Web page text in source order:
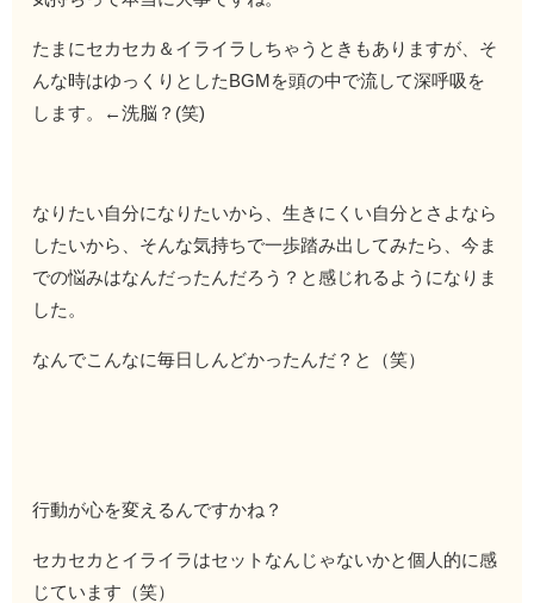
たまにセカセカ＆イライラしちゃうときもありますが、そ
んな時はゆっくりとしたBGMを頭の中で流して深呼吸を
します。←洗脳？(笑)
なりたい自分になりたいから、生きにくい自分とさよなら
したいから、そんな気持ちで一歩踏み出してみたら、今ま
での悩みはなんだったんだろう？と感じれるようになりま
した。
なんでこんなに毎日しんどかったんだ？と（笑）
行動が心を変えるんですかね？
セカセカとイライラはセットなんじゃないかと個人的に感
じています（笑）